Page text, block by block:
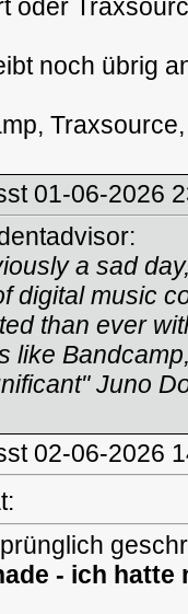
oder
noch übrig
01-06-2026
a sad
digital music
than ever
like
Juno
02-06-2026
- ich hatte